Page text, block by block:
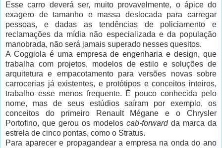
Esse carro deverá ser, muito provavelmente, o ápice do
exagero de tamanho e massa deslocada para carregar
pessoas, e dadas as tendências de policiamento e
reclamações da mídia não especializada e da população
manobrada, não será jamais superado nesses quesitos.
A Coggiola é uma empresa de engenharia e design, que
trabalha com projetos, modelos de estilo e soluções de
arquitetura e empacotamento para versões novas sobre
carrocerias já existentes, e protótipos e conceitos inteiros,
trabalho esse menos frequente. É pouco conhecida pelo
nome, mas de seus estúdios saíram por exemplo, os
conceitos do primeiro Renault Mégane e o Chrysler
Portofino, que gerou os modelos cab-forwardda marca da
estrela de cinco pontas, como o Stratus.
Para aparecer e propagandear a empresa na onda do ano